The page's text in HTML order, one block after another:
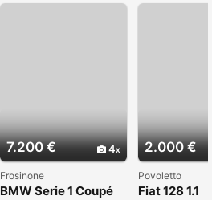
7.200 € 4
Frosinone
BMW Serie 1 Coupé
2.000 €
Povoletto
Fiat 128 1.1